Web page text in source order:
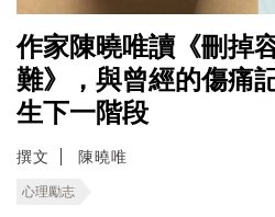
作家陳曉唯讀《刪掉
難》，與曾經的傷痛
生下一階段
撰文 陳曉唯
心理勵志